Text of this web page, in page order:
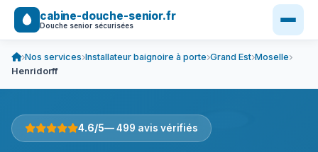
cabine-douche-senior.fr
Douche senior sécurisées
Nos services Installateur baignoire à porte Grand Est Moselle
Henridorff
4.6/5— 499 avis vérifiés